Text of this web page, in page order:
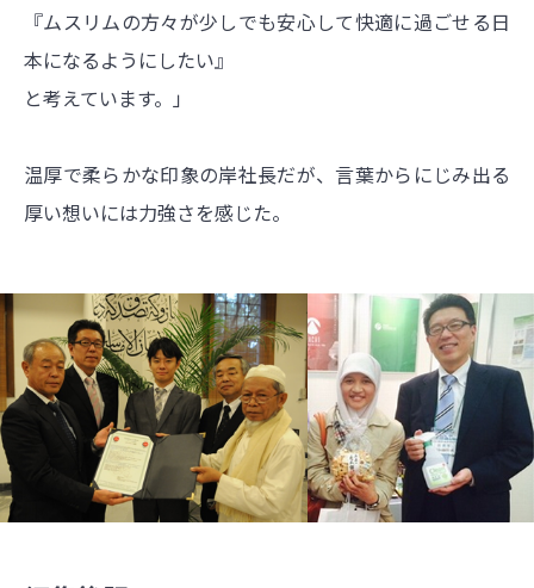
『ムスリムの方々が少しでも安心して快適に過ごせる日
本になるようにしたい』
と考えています。」
温厚で柔らかな印象の岸社長だが、言葉からにじみ出る
厚い想いには力強さを感じた。